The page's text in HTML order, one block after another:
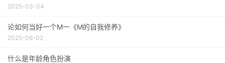
2025-03-04
论如何当好一个M一《M的自我修养》
2025-06-02
什么是年龄角色扮演